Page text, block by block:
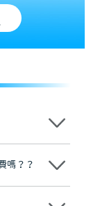
自香港、內地的
全球放心植牙中
大灣區及周邊城
分院，香港亦設
嗎？？
用。